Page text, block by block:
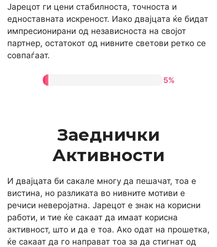
Јарецот ги цени стабилноста, точноста и
едноставната искреност. Иако двајцата ќе бидат
импресионирани од независноста на својот
партнер, остатокот од нивните светови ретко се
совпаѓаат.
5%
Заеднички
Активности
И двајцата би сакале многу да пешачат, тоа е
вистина, но разликата во нивните мотиви е
речиси неверојатна. Јарецот е знак на корисни
работи, и тие ќе сакаат да имаат корисна
активност, што и да е тоа. Ако одат на прошетка,
ќе сакаат да го направат тоа за да стигнат од